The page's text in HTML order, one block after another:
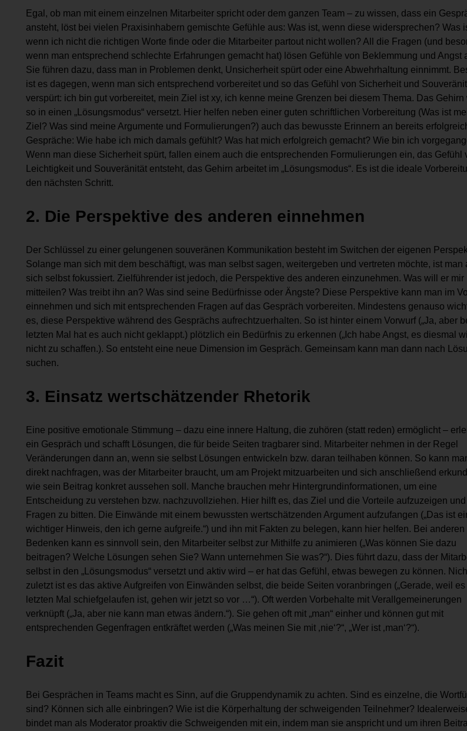
Egal, ob man mit einem einzelnen Mitarbeiter spricht oder dem ganzen Team – zu wissen, dass ein
ansteht, löst bei vielen Praxisinhabern gemischte Gefühle aus: Was ist, wenn diese widersprechen? Was
wenn ich nicht die richtigen Worte finde oder die Mitarbeiter partout nicht wollen? All die Fragen (und
wenn man entsprechend schlechte Erfahrungen gemacht hat) lösen Gefühle von Beklemmung und Angst
Sie führen dazu, dass man in Problemen denkt, Unsicherheit spürt oder eine Abwehrhaltung einnimmt.
ist es dagegen, wenn man sich entsprechend vorbereitet und so das Gefühl von Sicherheit und
verspürt: ich bin gut vorbereitet, mein Ziel ist xy, ich kenne meine Grenzen bei diesem Thema. Das Gehirn
so in einen „Lösungsmodus“ versetzt. Hier helfen neben einer guten schriftlichen Vorbereitung (Was ist
Ziel? Was sind meine Argumente und Formulierungen?) auch das bewusste Erinnern an bereits
Gespräche: Wie habe ich mich damals gefühlt? Was hat mich erfolgreich gemacht? Wie bin ich
Wenn man diese Sicherheit spürt, fallen einem auch die entsprechenden Formulierungen ein, das Gefühl
Leichtigkeit und Souveränität entsteht, das Gehirn arbeitet im „Lösungsmodus“. Es ist die ideale
den nächsten Schritt.
2. Die Perspektive des anderen einnehmen
Der Schlüssel zu einer gelungenen souveränen Kommunikation besteht im Switchen der eigenen
Solange man sich mit dem beschäftigt, was man selbst sagen, weitergeben und vertreten möchte, ist man
sich selbst fokussiert. Zielführender ist jedoch, die Perspektive des anderen einzunehmen. Was will er mir
mitteilen? Was treibt ihn an? Was sind seine Bedürfnisse oder Ängste? Diese Perspektive kann man im
einnehmen und sich mit entsprechenden Fragen auf das Gespräch vorbereiten. Mindestens genauso
es, diese Perspektive während des Gesprächs aufrechtzuerhalten. So ist hinter einem Vorwurf („Ja, aber
letzten Mal hat es auch nicht geklappt.) plötzlich ein Bedürfnis zu erkennen („Ich habe Angst, es diesmal
nicht zu schaffen.). So entsteht eine neue Dimension im Gespräch. Gemeinsam kann man dann nach
suchen.
3. Einsatz wertschätzender Rhetorik
Eine positive emotionale Stimmung – dazu eine innere Haltung, die zuhören (statt reden) ermöglicht –
ein Gespräch und schafft Lösungen, die für beide Seiten tragbarer sind. Mitarbeiter nehmen in der Regel
Veränderungen dann an, wenn sie selbst Lösungen entwickeln bzw. daran teilhaben können. So kann
direkt nachfragen, was der Mitarbeiter braucht, um am Projekt mitzuarbeiten und sich anschließend
wie sein Beitrag konkret aussehen soll. Manche brauchen mehr Hintergrundinformationen, um eine
Entscheidung zu verstehen bzw. nachzuvollziehen. Hier hilft es, das Ziel und die Vorteile aufzuzeigen und
Fragen zu bitten. Die Einwände mit einem bewussten wertschätzenden Argument aufzufangen („Das ist
wichtiger Hinweis, den ich gerne aufgreife.“) und ihn mit Fakten zu belegen, kann hier helfen. Bei anderen
Bedenken kann es sinnvoll sein, den Mitarbeiter selbst zur Mithilfe zu animieren („Was können Sie dazu
beitragen? Welche Lösungen sehen Sie? Wann unternehmen Sie was?“). Dies führt dazu, dass der
selbst in den „Lösungsmodus“ versetzt und aktiv wird – er hat das Gefühl, etwas bewegen zu können.
zuletzt ist es das aktive Aufgreifen von Einwänden selbst, die beide Seiten voranbringen („Gerade, weil es
letzten Mal schiefgelaufen ist, gehen wir jetzt so vor …“). Oft werden Vorbehalte mit Verallgemeinerungen
verknüpft („Ja, aber nie kann man etwas ändern.“). Sie gehen oft mit „man“ einher und können gut mit
entsprechenden Gegenfragen entkräftet werden („Was meinen Sie mit ‚nie‘?“, „Wer ist ‚man‘?“).
Fazit
Bei Gesprächen in Teams macht es Sinn, auf die Gruppendynamik zu achten. Sind es einzelne, die
sind? Können sich alle einbringen? Wie ist die Körperhaltung der schweigenden Teilnehmer?
bindet man als Moderator proaktiv die Schweigenden mit ein, indem man sie anspricht und um ihren